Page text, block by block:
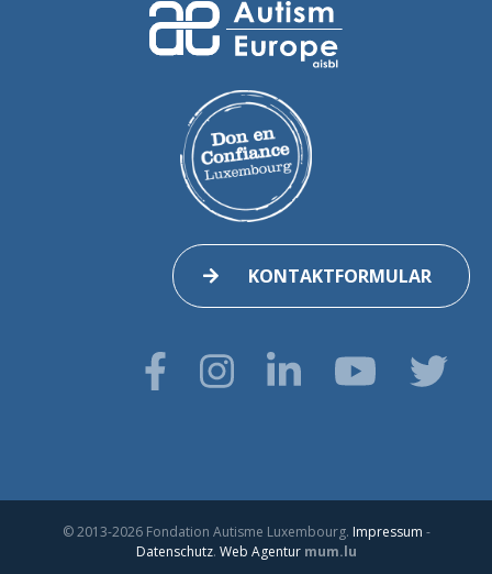
KONTAKTFORMULAR
© 2013-2026 Fondation Autisme Luxembourg. Impressum -
Datenschutz. Web Agentur mum.lu